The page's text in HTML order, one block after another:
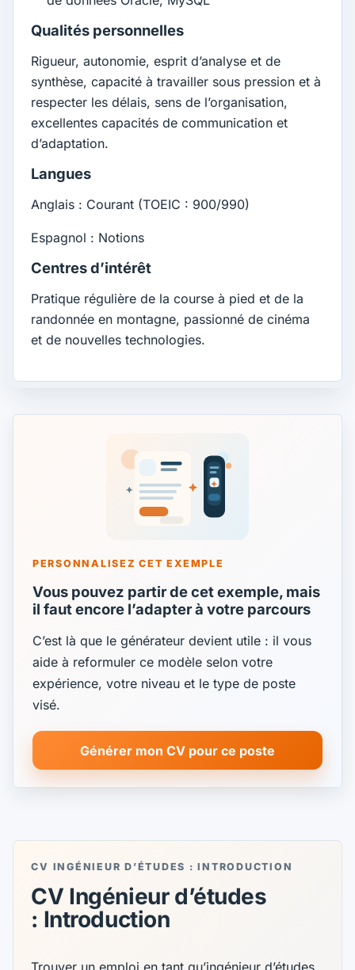
Qualités personnelles
Rigueur, autonomie, esprit d’analyse et de
synthèse, capacité à travailler sous pression et à
respecter les délais, sens de l’organisation,
excellentes capacités de communication et
d’adaptation.
Langues
Anglais : Courant (TOEIC : 900/990)
Espagnol : Notions
Centres d’intérêt
Pratique régulière de la course à pied et de la
randonnée en montagne, passionné de cinéma
et de nouvelles technologies.
PERSONNALISEZ CET EXEMPLE
Vous pouvez partir de cet exemple, mais
il faut encore l’adapter à votre parcours
C’est là que le générateur devient utile : il vous
aide à reformuler ce modèle selon votre
expérience, votre niveau et le type de poste
visé.
Générer mon CV pour ce poste
CV INGÉNIEUR D’ÉTUDES : INTRODUCTION
CV Ingénieur d’études
: Introduction